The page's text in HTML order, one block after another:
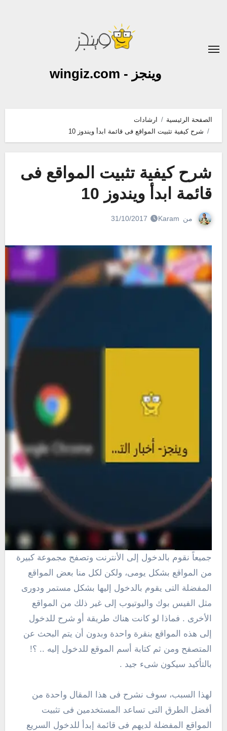
وينجز - wingiz.com
الصفحة الرئيسية
ارشادات
شرح كيفية تثبيت المواقع فى قائمة ابدأ ويندوز 10
شرح كيفية تثبيت المواقع فى
قائمة ابدأ ويندوز 10
من Karam
31/10/2017
جميعاً نقوم بالدخول إلى الأنترنت وتصفح مجموعة كبيرة
من المواقع بشكل يومى، ولكن لكل منا بعض المواقع
المفضلة التى يقوم بالدخول إليها بشكل مستمر ودورى
مثل الفيس بوك واليوتيوب إلى غير ذلك من المواقع
الأخرى . فماذا لو كانت هناك طريقة أو شرح للدخول
إلى هذه المواقع بنقرة واحدة وبدون أن يتم البحث عن
المتصفح ومن ثم كتابة أسم الموقع للدخول إليه .. ؟!
بالتأكيد سيكون شىء جيد .
لهذا السبب، سوف نشرح فى هذا المقال واحدة من
أفضل الطرق التى تساعد المستخدمين فى تثبيت
المواقع المفضلة لديهم فى قائمة إبدأ للدخول السريع